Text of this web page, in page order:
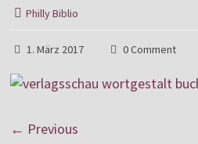
Philly Biblio
1. März 2017 0 Comment
← Previous